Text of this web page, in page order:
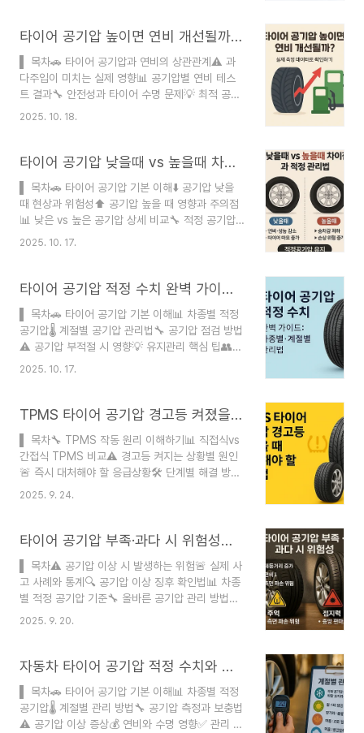
04 최종수정 2025-12-04광고·협찬 없음 오류 신
동차 운전자들이 가장 신경 써야 할 부분 중 하나가
바로 타이어 공기압 관리예요. 🚗 기온이 급격하게
떨어지는 겨울철에는 타이어 내부 공기가 수축하면
서 자연스럽게 공기압이 낮아지는 현상이 발생하거
타이어 공기압 높이면 연비 개선될까? 실제 측정 데이터로 확인하기
▌ 목차🚗 타이어 공기압과 연비의 상관관계⚠️ 과
다주입이 미치는 실제 영향📊 공기압별 연비 테스
트 결과🔧 안전성과 타이어 수명 문제💡 최적 공기
압 찾는 방법🌡️ 계절별 공기압 관리법⭐ 전문가 추천
수정 2025-10-17광고·협찬 없음 오류 신고 사용
야기, 한 번쯤 들어보셨죠? 실제로 많은 운전자들이
연비 향상을 위해 권장 공기압보다 5~10psi 높게
주입하고 있어요. 하지만 이런 방법이 정말 효과적
일까요? 오늘은 타이어 공기압 과다주입의 실제 영
2025. 10. 18.
타이어 공기압 낮을때 vs 높을때 차이점과 적정 관리법
▌ 목차🚗 타이어 공기압 기본 이해⬇️ 공기압 낮을
때 현상과 위험성⬆️ 공기압 높을 때 영향과 주의점
📊 낮은 vs 높은 공기압 상세 비교🔧 적정 공기압
관리 실전법🌡️ 계절별 공기압 조절 가이드💡 공기압
2025-10-17 최종수정 2025-10-17광고·협찬 없
전운행의 가장 기본적이면서도 중요한 요소예요. 많
은 운전자들이 타이어 공기압을 소홀히 하지만, 실
제로 공기압이 적정 수준보다 20% 낮거나 높을 때
사고 위험이 3배 이상 증가한다는 통계가 있어요.
2025. 10. 17.
타이어 공기압 적정 수치 완벽 가이드: 차종별·계절별 관리법
▌ 목차🚗 타이어 공기압 기본 이해📊 차종별 적정
공기압🌡️ 계절별 공기압 관리법🔧 공기압 점검 방법
⚠️ 공기압 부적절 시 영향💡 유지관리 핵심 팁👥
실사용자 경험 후기❓ FAQ작성자 노인요정 ｜ 블로
음 오류 신고 사용안함타이어 공기압은 자동차 안전
요한 요소예요. 많은 운전자들이 타이어 공기압을
소홀히 하지만, 실제로는 매월 점검해야 할 필수 관
리 항목이랍니다. 적정 공기압을 유지하면 연비가
3~5% 향상되고, 타이어 수명도 20% 이상 연장될
..
2025. 10. 17.
TPMS 타이어 공기압 경고등 켜졌을 때 당장 해야 할 대처법
▌ 목차🔧 TPMS 작동 원리 이해하기📊 직접식vs
간접식 TPMS 비교⚠️ 경고등 켜지는 상황별 원인
🚨 즉시 대처해야 할 응급상황🛠️ 단계별 해결 방법
🔍 TPMS 센서 관리법💰 수리 비용과 절약 팁❓
게 바로 TPMS(Tire Pressure Monitoring
차에 의무 장착되고 있는 이 시스템은 타이어 공기
압이 비정상일 때 운전자에게 알려주는 중요한 안전
장치랍니다. 🚗 TPMS는 단순히 공기압만 체크하
는 게 아니라 타이어 온도, 센서 배터리 상태까지 모
2025. 9. 24.
타이어 공기압 부족·과다 시 위험성과 사고 사례, 적정 관리법까지
▌ 목차⚠️ 공기압 이상 시 발생하는 위험🚨 실제 사
고 사례와 통계🔍 공기압 이상 징후 확인법📊 차종
별 적정 공기압 기준🔧 올바른 공기압 관리 방법💡
TPMS 활용과 주의사항🌡️ 계절별 공기압 관리 팁❓
사고로 이어질 수 있답니다. 한국도로공사 통계에
발생하고 있어요. 특히 여름철 고속 주행 중 타이어
파열 사고의 80% 이상이 공기압 부족이 원인이었
다고 해요. 많은 운전자들이 타이어 공기압을 소홀
2025. 9. 20.
자동차 타이어 공기압 적정 수치와 계절별 관리법
▌ 목차🚗 타이어 공기압 기본 이해📊 차종별 적정
공기압🌡️ 계절별 관리 방법🔧 공기압 측정과 보충법
⚠️ 공기압 이상 증상💰 연비와 수명 영향✅ 관리 체